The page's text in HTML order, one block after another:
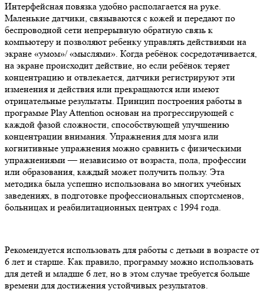
Интерфейсная повязка удобно располагается на руке.
Маленькие датчики, связываются с кожей и передают по
беспроводной сети непрерывную обратную связь к
компьютеру и позволяют ребенку управлять действиями на
экране «умом»/ «мыслями». Когда ребёнок сосредотачивается,
на экране происходит действие, но если ребёнок теряет
концентрацию и отвлекается, датчики регистрируют эти
изменения и действия или прекращаются или имеют
отрицательные результаты. Принцип построения работы в
программе Play Attention основан на прогрессирующей с
каждой фазой сложности, способствующей улучшению
концентрации внимания. Упражнения для мозга или
когнитивные упражнения можно сравнить с физическими
упражнениями — независимо от возраста, пола, профессии
или образования, каждый может получить пользу. Эта
методика была успешно использована во многих учебных
заведениях, в подготовке профессиональных спортсменов,
больницах и реабилитационных центрах с 1994 года.
Рекомендуется использовать для работы с детьми в возрасте от
6 лет и старше. Как правило, программу можно использовать
для детей и младше 6 лет, но в этом случае требуется больше
времени для достижения устойчивых результатов.